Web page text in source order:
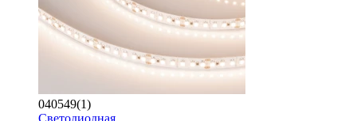
040549(1)
Светодиодная